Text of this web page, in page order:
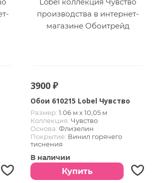
3900 ₽
Обои 610215 Lobel Чувство
Размер: 1.06 м х 10,05 м
Коллекция: Чувство
Основа: Флизелин
Покрытие: Винил горячего
тиснения
В наличии
Купить